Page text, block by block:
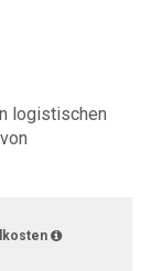
logistischen